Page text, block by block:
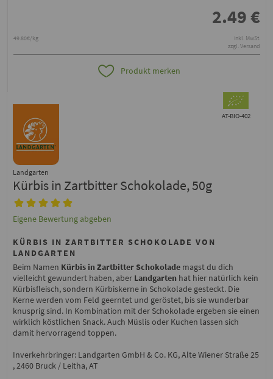
2.49€
49.80€/kg
inkl. MwSt.
zzgl. Versand
Produkt merken
AT-BIO-402
Landgarten
Kürbis in Zartbitter Schokolade, 50g
Eigene Bewertung abgeben
KÜRBIS IN ZARTBITTER SCHOKOLADE VON
LANDGARTEN
Beim Namen Kürbis in Zartbitter Schokolademagst du dich
vielleicht gewundert haben, aber Landgarten hat hier natürlich kein
Kürbisfleisch, sondern Kürbiskerne in Schokolade gesteckt. Die
Kerne werden vom Feld geerntet und geröstet, bis sie wunderbar
knusprig sind. In Kombination mit der Schokolade ergeben sie einen
wirklich köstlichen Snack. Auch Müslis oder Kuchen lassen sich
damit hervorragend toppen.
Inverkehrbringer: Landgarten GmbH & Co. KG, Alte Wiener Straße 25
, 2460 Bruck / Leitha, AT